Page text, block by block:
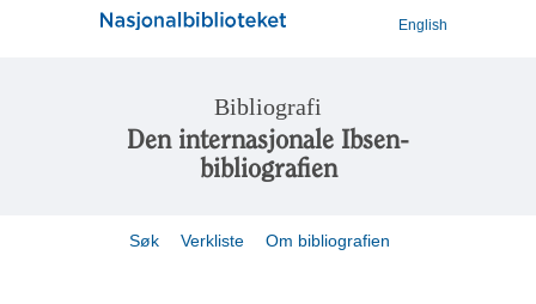
English
Bibliografi
Den internasjonale Ibsen-
bibliografien
Søk Verkliste Om bibliografien